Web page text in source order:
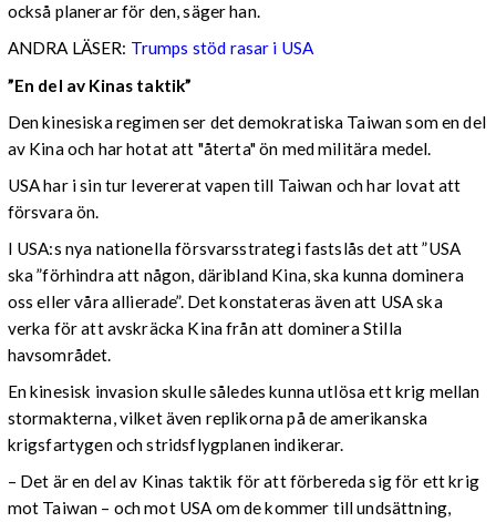
också planerar för den, säger han.
ANDRA LÄSER: Trumps stöd rasar i USA
”En del av Kinas taktik”
Den kinesiska regimen ser det demokratiska Taiwan som en del
av Kina och har hotat att "återta" ön med militära medel.
USA har i sin tur levererat vapen till Taiwan och har lovat att
försvara ön.
I USA:s nya nationella försvarsstrategi fastslås det att ”USA
ska ”förhindra att någon, däribland Kina, ska kunna dominera
oss eller våra allierade”. Det konstateras även att USA ska
verka för att avskräcka Kina från att dominera Stilla
havsområdet.
En kinesisk invasion skulle således kunna utlösa ett krig mellan
stormakterna, vilket även replikorna på de amerikanska
krigsfartygen och stridsflygplanen indikerar.
– Det är en del av Kinas taktik för att förbereda sig för ett krig
mot Taiwan – och mot USA om de kommer till undsättning,